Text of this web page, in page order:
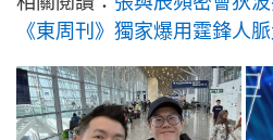
《東周刊》獨家爆用霆鋒人